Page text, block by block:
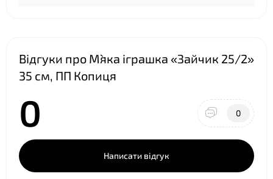
Відгуки про М`яка іграшка «Зайчик 25/2»
35 см, ПП Копиця
0 0
Написати відгук